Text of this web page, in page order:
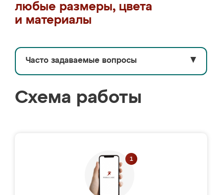
любые размеры, цвета
и материалы
Часто задаваемые вопросы ▼
Схема работы